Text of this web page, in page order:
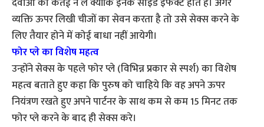
व्यक्ति ऊपर लिखी चीजों का सेवन करता है तो उसे सेक्स करने के
लिए तैयार होने में कोई बाधा नहीं आयेगी।
फोर प्ले का विशेष महत्व
उन्होंने सेक्स के पहले फोर प्ले (विभिन्न प्रकार से स्पर्श) का विशेष
महत्व बताते हुए कहा कि पुरुष को चाहिये कि वह अपने ऊपर
नियंत्रण रखते हुए अपने पार्टनर के साथ कम से कम 15 मिनट तक
फोर प्ले करने के बाद ही सेक्स करे।